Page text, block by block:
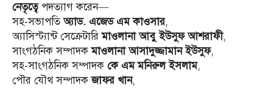
নেতৃত্বেপদত্যাগ করেন—
সহ-সভাপতিঅ্যাড. এজেড এম কাওসার,
অ্যাসিস্ট্যান্ট সেক্রেটারিমাওলানা আবু ইউসুফ আশরাফী,
সাংগঠনিক সম্পাদকমাওলানা আসাদুজ্জামান ইউসুফ,
সহ-সাংগঠনিক সম্পাদক কে এম মনিরুল ইসলাম,
পৌর যৌথ সম্পাদকজাফর খান,